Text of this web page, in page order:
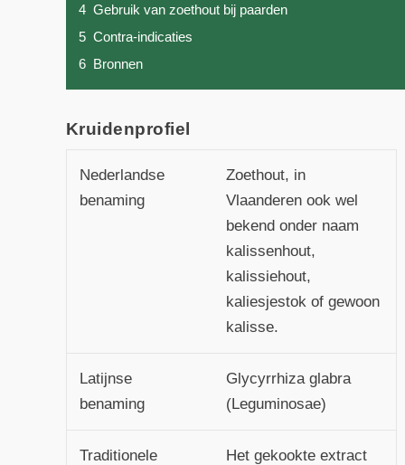
4 Gebruik van zoethout bij paarden
5 Contra-indicaties
6 Bronnen
Kruidenprofiel
Nederlandse
benaming
Zoethout, in
Vlaanderen ook wel
bekend onder naam
kalissenhout,
kalissiehout,
kaliesjestok of gewoon
kalisse.
Latijnse
benaming
Glycyrrhiza glabra
(Leguminosae)
Traditionele
Het gekookte extract